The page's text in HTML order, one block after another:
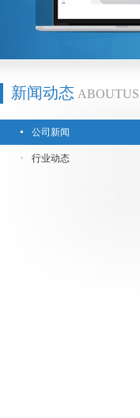
新闻动态 ABOUTUS
公司新闻
行业动态